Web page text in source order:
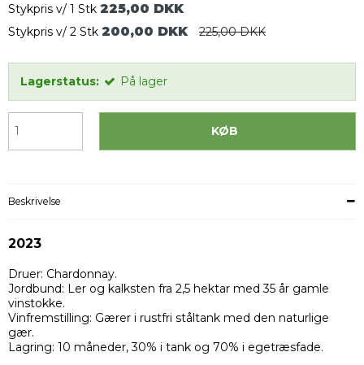
Stykpris v/ 1 Stk 225,00 DKK
Stykpris v/ 2 Stk 200,00 DKK 225,00 DKK
Lagerstatus: På lager
KØB
Beskrivelse
2023
Druer: Chardonnay.
Jordbund: Ler og kalksten fra 2,5 hektar med 35 år gamle
vinstokke.
Vinfremstilling: Gærer i rustfri ståltank med den naturlige
gær.
Lagring: 10 måneder, 30% i tank og 70% i egetræsfade.